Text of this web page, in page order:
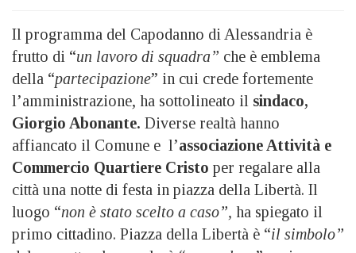
Il programma del Capodanno di Alessandria è
frutto di “un lavoro di squadra” che è emblema
della “partecipazione” in cui crede fortemente
l’amministrazione, ha sottolineato il sindaco,
Giorgio Abonante. Diverse realtà hanno
affiancato il Comune e l’associazione Attività e
Commercio Quartiere Cristo per regalare alla
città una notte di festa in piazza della Libertà. Il
luogo “non è stato scelto a caso”, ha spiegato il
primo cittadino. Piazza della Libertà è “il simbolo”